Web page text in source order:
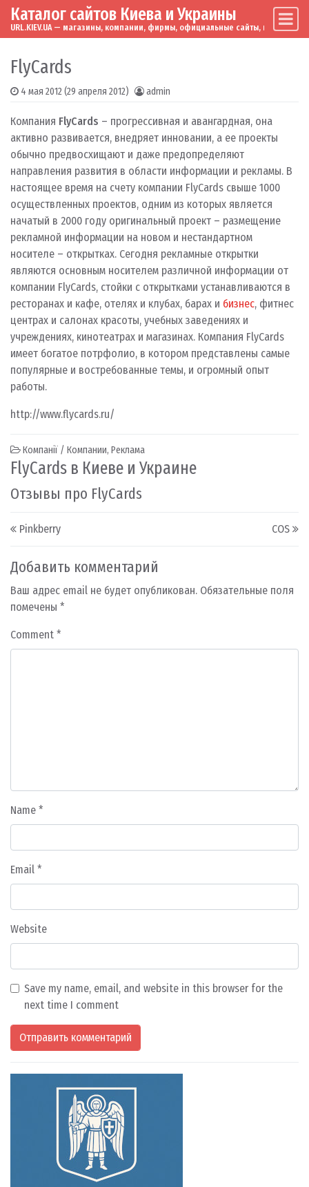
Skip to content
Main Navigation
Каталог сайтов Киева и Украины
URL.KIEV.UA — магазины, компании, фирмы, официальные сайты, мировые
FlyCards
4 мая 2012(29 апреля 2012) admin
Компания FlyCards – прогрессивная и авангардная, она
активно развивается, внедряет инновании, а ее проекты
обычно предвосхищают и даже предопределяют
направления развития в области информации и рекламы. В
настоящее время на счету компании FlyCards свыше 1000
осуществленных проектов, одним из которых является
начатый в 2000 году оригинальный проект – размещение
рекламной информации на новом и нестандартном
носителе – открытках. Сегодня рекламные открытки
являются основным носителем различной информации от
компании FlyCards, стойки с открытками устанавливаются в
ресторанах и кафе, отелях и клубах, барах и бизнес, фитнес
центрах и салонах красоты, учебных заведениях и
учреждениях, кинотеатрах и магазинах. Компания FlyCards
имеет богатое потрфолио, в котором представлены самые
популярные и востребованные темы, и огромный опыт
работы.
http://www.flycards.ru/
Компанії / Компании, Реклама
FlyCards в Киеве и Украине
Отзывы про FlyCards
Post navigation
Pinkberry COS
Добавить комментарий
Ваш адрес email не будет опубликован. Обязательные поля
помечены *
Comment *
Name *
Email *
Website
Save my name, email, and website in this browser for the
next time I comment